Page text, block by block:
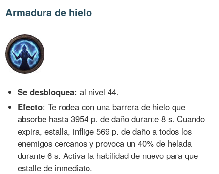
Armadura de hielo
Se desbloquea: al nivel 44.
Efecto: Te rodea con una barrera de hielo que
absorbe hasta 3954 p. de daño durante 8 s. Cuando
expira, estalla, inflige 569 p. de daño a todos los
enemigos cercanos y provoca un 40% de helada
durante 6 s. Activa la habilidad de nuevo para que
estalle de inmediato.